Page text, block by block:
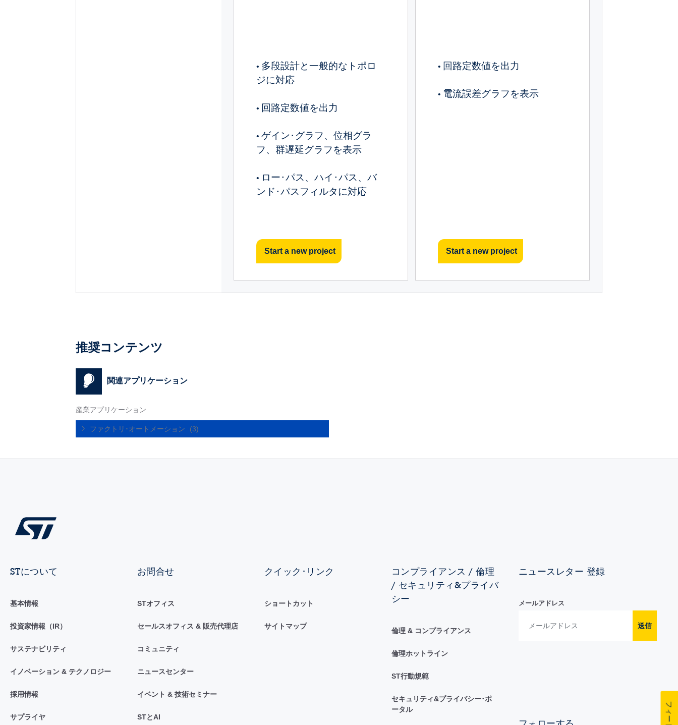
• 多段設計と一般的なトポロ
ジに対応
• 回路定数値を出力
•ゲイン･グラフ、位相グラ
フ、群遅延グラフを表示
• ロー･パス、ハイ･パス、バ
ンド･パスフィルタに対応
Start a new project
• 回路定数値を出力
• 電流誤差グラフを表示
Start a new project
推奨コンテンツ
関連アプリケーション
産業アプリケーション
ファクトリ･オートメーション (3)
STについて
基本情報
投資家情報（IR）
サステナビリティ
イノベーション & テクノロジー
採用情報
サプライヤ
お問合せ
STオフィス
セールスオフィス & 販売代理店
コミュニティ
ニュースセンター
イベント & 技術セミナー
STとAI
クイック･リンク
ショートカット
サイトマップ
コンプライアンス / 倫理
/ セキュリティ&プライバ
シー
倫理 & コンプライアンス
倫理ホットライン
ST行動規範
セキュリティ&プライバシー･ポ
ータル
ニュースレター 登録
メールアドレス
送信